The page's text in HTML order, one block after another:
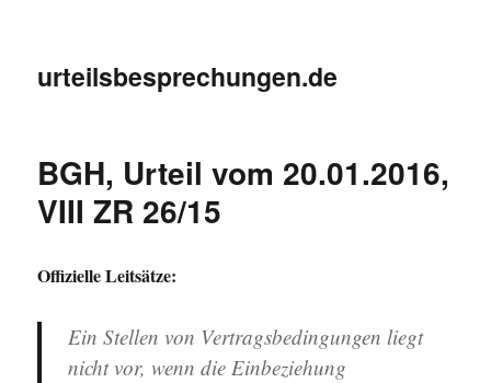
urteilsbesprechungen.de
BGH, Urteil vom 20.01.2016,
VIII ZR 26/15
Offizielle Leitsätze:
Ein Stellen von Vertragsbedingungen liegt
nicht vor, wenn die Einbeziehung